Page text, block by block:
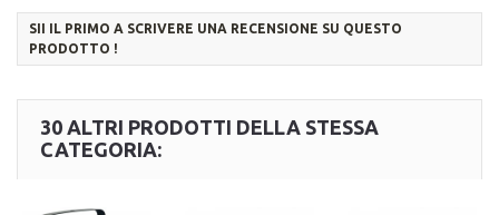
SII IL PRIMO A SCRIVERE UNA RECENSIONE SU QUESTO
PRODOTTO !
30 ALTRI PRODOTTI DELLA STESSA
CATEGORIA: